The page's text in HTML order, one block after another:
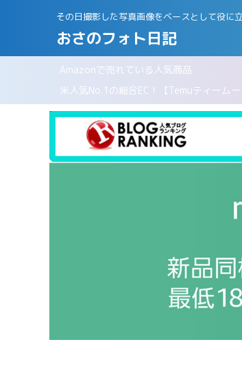
その日撮影した写真画像をベースとして役に
おさのフォト日記
Amazonで売れている人気商品
米人気No.1の総合EC！【Temuティームー